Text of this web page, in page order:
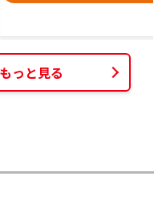
っと見る